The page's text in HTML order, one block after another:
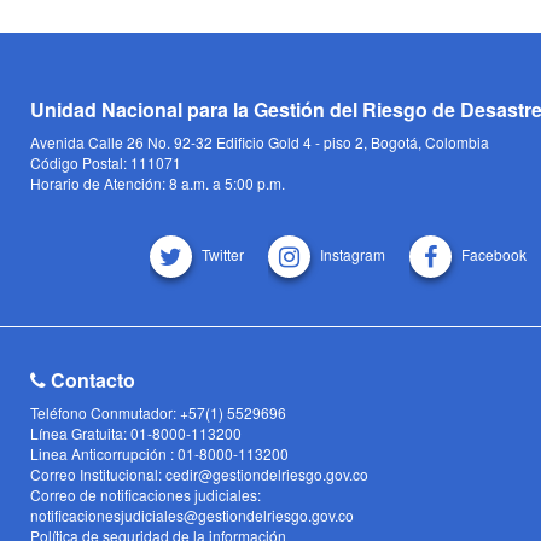
Unidad Nacional para la Gestión del Riesgo de
Avenida Calle 26 No. 92-32 Edificio Gold 4 - piso 2, Bogotá, Colombia
Código Postal: 111071
Horario de Atención: 8 a.m. a 5:00 p.m.
Twitter Instagram Facebook
Contacto
Teléfono Conmutador: +57(1) 5529696
Línea Gratuita: 01-8000-113200
Linea Anticorrupción : 01-8000-113200
Correo Institucional: cedir@gestiondelriesgo.gov.co
Correo de notificaciones judiciales:
notificacionesjudiciales@gestiondelriesgo.gov.co
Política de seguridad de la información